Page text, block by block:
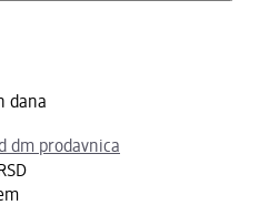
dana
dm prodavnica